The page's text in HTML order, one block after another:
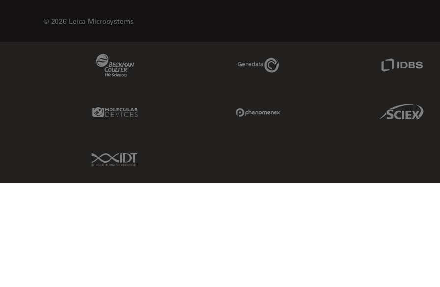
© 2026 Leica Microsystems
Genedata Link
Molecular Devices Link Sciex Link
IDT Link